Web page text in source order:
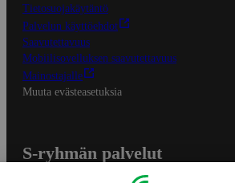
Tietosuojakäytäntö
Palvelun käyttöehdot
Saavutettavuus
Mobiilisovelluksen saavutettavuus
Mainostajalle
Muuta evästeasetuksia
S-ryhmän palvelut